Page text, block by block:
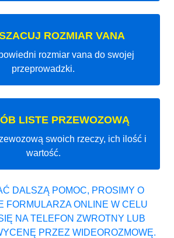
ROZMIAR VANA
rozmiar vana do swojej
przeprowadzki.
LISTE PRZEWOZOWĄ
swoich rzeczy, ich ilość i
wartość.
DALSZĄ POMOC, PROSIMY O
FORMULARZA ONLINE W CELU
NA TELEFON ZWROTNY LUB
PRZEZ WIDEOROZMOWĘ.